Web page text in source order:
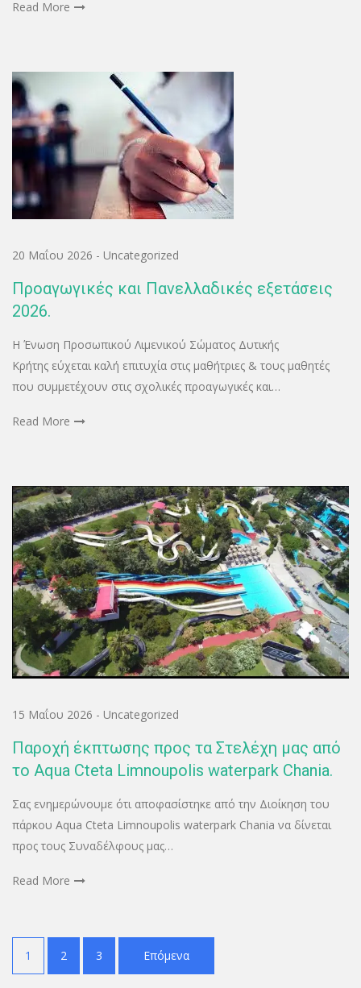
Read More
20 Μαΐου 2026 - Uncategorized
Προαγωγικές και Πανελλαδικές εξετάσεις
2026.
Η Ένωση Προσωπικού Λιμενικού Σώματος Δυτικής
Κρήτης εύχεται καλή επιτυχία στις μαθήτριες & τους μαθητές
που συμμετέχουν στις σχολικές προαγωγικές και…
Read More
15 Μαΐου 2026 - Uncategorized
Παροχή έκπτωσης προς τα Στελέχη μας από
το Aqua Cteta Limnoupolis waterpark Chania.
Σας ενημερώνουμε ότι αποφασίστηκε από την Διοίκηση του
πάρκου Aqua Cteta Limnoupolis waterpark Chania να δίνεται
προς τους Συναδέλφους μας…
Read More
Πλοήγηση
άρθρων
1 2 3 Επόμενα